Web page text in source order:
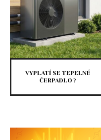
VYPLATÍ SE TEPELNÉ
ČERPADLO?